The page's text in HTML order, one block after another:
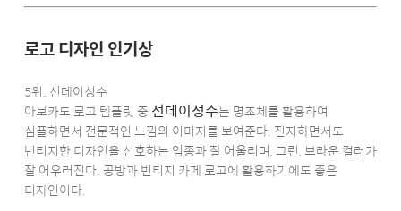
로고 디자인 인기상
5위. 선데이성수
아보카도 로고 템플릿 중 선데이성수는 명조체를 활용하여
심플하면서 전문적인 느낌의 이미지를 보여준다. 진지하면서도
빈티지한 디자인을 선호하는 업종과 잘 어울리며, 그린, 브라운 컬러가
잘 어우러진다. 공방과 빈티지 카페 로고에 활용하기에도 좋은
디자인이다.